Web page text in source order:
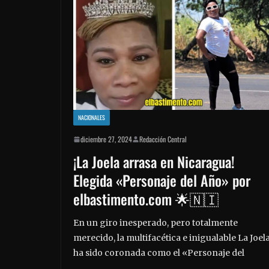
NACIONALES
diciembre 27, 2024 Redacción Central
¡La Joela arrasa en Nicaragua!
Elegida «Personaje del Año» por
elbastimento.com 🌟🇳🇮
En un giro inesperado, pero totalmente
merecido, la multifacética e inigualable La
ha sido coronada como el «Personaje del